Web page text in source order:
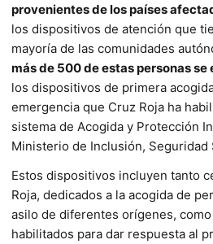
provenientes de los países
los dispositivos de atención que
mayoría de las comunidades
más de 500 de estas personas
los dispositivos de primera
emergencia que Cruz Roja ha
sistema de Acogida y Protección
Ministerio de Inclusión, Seguridad
Estos dispositivos incluyen tanto
Roja, dedicados a la acogida de
asilo de diferentes orígenes,
habilitados para dar respuesta al